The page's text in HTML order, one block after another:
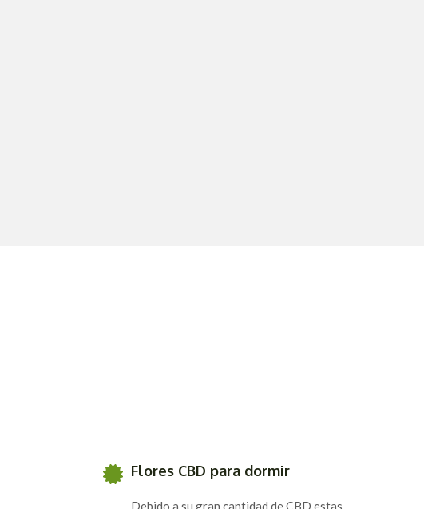
Flores CBD para dormir
Debido a su gran cantidad de CBD estas